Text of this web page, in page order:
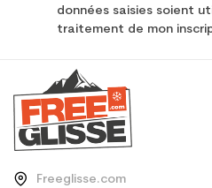
données saisies soient
traitement de mon
Freeglisse.com